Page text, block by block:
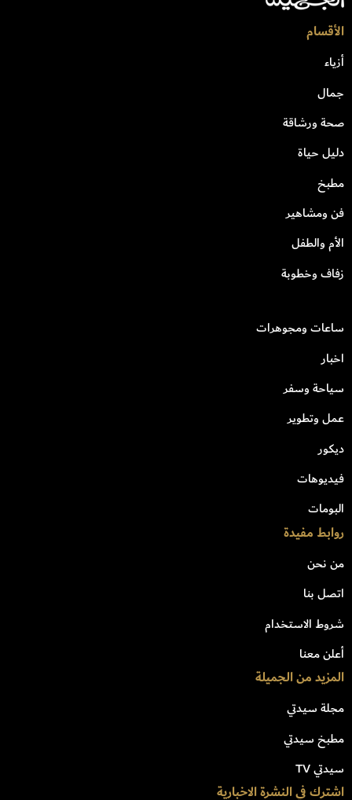
الأقسام
أزياء
جمال
صحة ورشاقة
دليل حياة
مطبخ
فن ومشاهير
الأم والطفل
زفاف وخطوبة
ساعات ومجوهرات
اخبار
سياحة وسفر
عمل وتطوير
ديكور
فيديوهات
البومات
روابط مفيدة
من نحن
اتصل بنا
شروط الاستخدام
أعلن معنا
المزيد من الجميلة
مجلة سيدتي
مطبخ سيدتي
سيدتي TV
اشترك في النشرة الاخبارية